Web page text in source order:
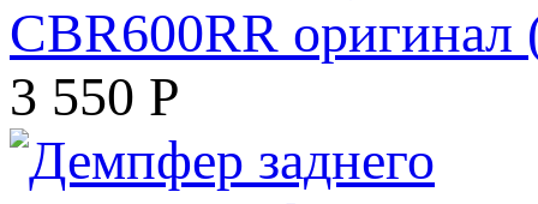
CBR600RR оригинал
3 550 Р